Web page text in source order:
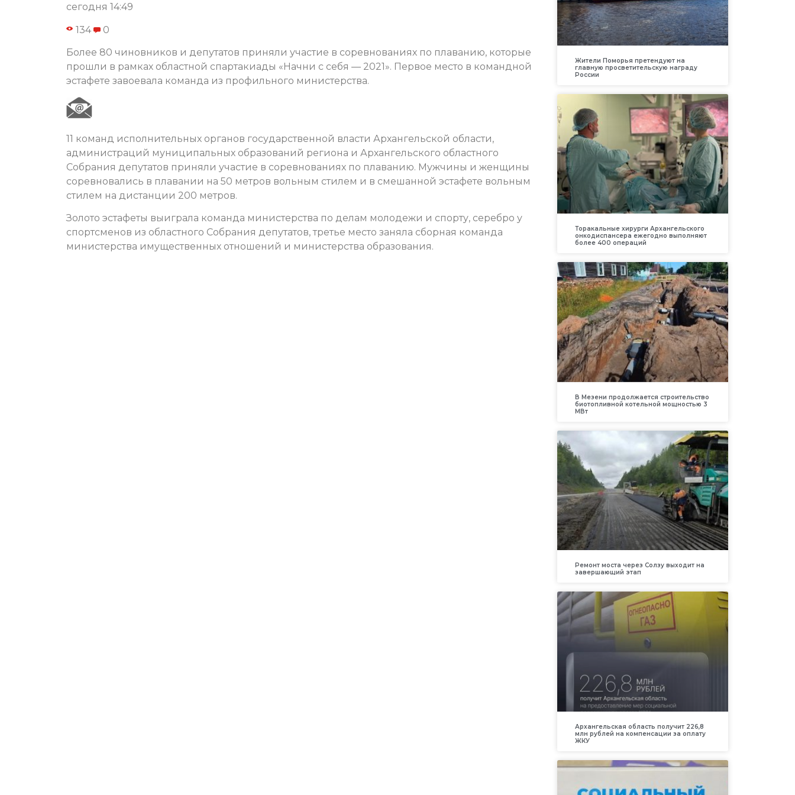
сегодня 14:49
134 0
Более 80 чиновников и депутатов приняли участие в соревнованиях по плаванию, которые
прошли в рамках областной спартакиады «Начни с себя — 2021». Первое место в командной
эстафете завоевала команда из профильного министерства.
11 команд исполнительных органов государственной власти Архангельской области,
администраций муниципальных образований региона и Архангельского областного
Собрания депутатов приняли участие в соревнованиях по плаванию. Мужчины и женщины
соревновались в плавании на 50 метров вольным стилем и в смешанной эстафете вольным
стилем на дистанции 200 метров.
Золото эстафеты выиграла команда министерства по делам молодежи и спорту, серебро у
спортсменов из областного Собрания депутатов, третье место заняла сборная команда
министерства имущественных отношений и министерства образования.
Жители Поморья претендуют на
главную просветительскую награду
России
Торакальные хирурги Архангельского
онкодиспансера ежегодно выполняют
более 400 операций
В Мезени продолжается строительство
биотопливной котельной мощностью 3
МВт
Ремонт моста через Солзу выходит на
завершающий этап
Архангельская область получит 226,8
млн рублей на компенсации за оплату
ЖКУ